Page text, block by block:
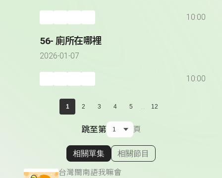
10:00
56- 廁所在哪裡
2026-01-07
10:00
1 2 3 4 5 ... 12
跳至第 頁
顯示相關單集
相關單集 相關節目
台灣閩南語我嘛會